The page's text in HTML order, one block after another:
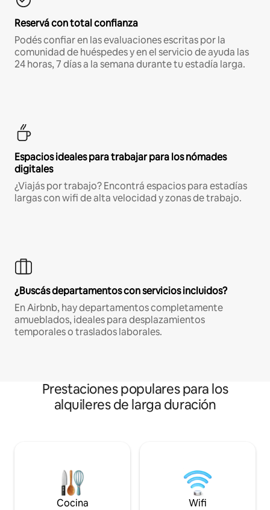
Reservá con total confianza
Podés confiar en las evaluaciones escritas por la
comunidad de huéspedes y en el servicio de ayuda las
24 horas, 7 días a la semana durante tu estadía larga.
Espacios ideales para trabajar para los nómades
digitales
¿Viajás por trabajo? Encontrá espacios para estadías
largas con wifi de alta velocidad y zonas de trabajo.
¿Buscás departamentos con servicios incluidos?
En Airbnb, hay departamentos completamente
amueblados, ideales para desplazamientos
temporales o traslados laborales.
Prestaciones populares para los
alquileres de larga duración
Cocina Wifi